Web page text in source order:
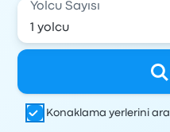
Yolcu Sayısı
Konaklama yerlerini ara